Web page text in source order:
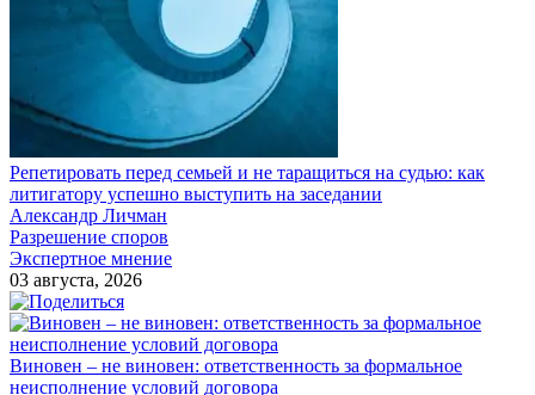
Репетировать перед семьей и не таращиться на судью: как
литигатору успешно выступить на заседании
Александр Личман
Разрешение споров
Экспертное мнение
03 августа, 2026
Виновен – не виновен: ответственность за формальное
неисполнение условий договора